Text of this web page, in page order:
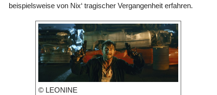
beispielsweise von Nix‘ tragischer Vergangenheit erfahren.
© LEONINE